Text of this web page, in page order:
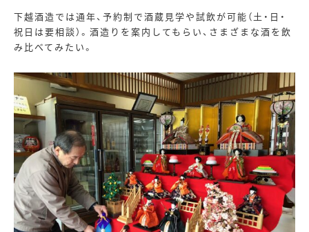
下越酒造では通年、予約制で酒蔵見学や試飲が可能（土・日・
祝日は要相談）。酒造りを案内してもらい、さまざまな酒を飲
み比べてみたい。